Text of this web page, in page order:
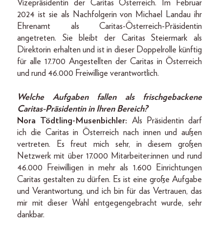
Vizepräsidentin der Caritas Österreich. Im Februar
2024 ist sie als Nachfolgerin von Michael Landau ihr
Ehrenamt als Caritas-Österreich-Präsidentin
angetreten. Sie bleibt der Caritas Steiermark als
Direktorin erhalten und ist in dieser Doppelrolle künftig
für alle 17.700 Angestellten der Caritas in Österreich
und rund 46.000 Freiwillige verantwortlich.
Welche Aufgaben fallen als frischgebackene
Caritas-Präsidentin in Ihren Bereich?
Nora Tödtling-Musenbichler: Als Präsidentin darf
ich die Caritas in Österreich nach innen und außen
vertreten. Es freut mich sehr, in diesem großen
Netzwerk mit über 17.000 Mitarbeiter:innen und rund
46.000 Freiwilligen in mehr als 1.600 Einrichtungen
Caritas gestalten zu dürfen. Es ist eine große Aufgabe
und Verantwortung, und ich bin für das Vertrauen, das
mir mit dieser Wahl entgegengebracht wurde, sehr
dankbar.